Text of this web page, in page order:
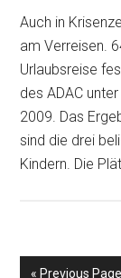
Auch in
am Verreisen.
Urlaubsreise
des ADAC
2009. Das
sind die drei
Kindern. Die
« Go
Previous Page